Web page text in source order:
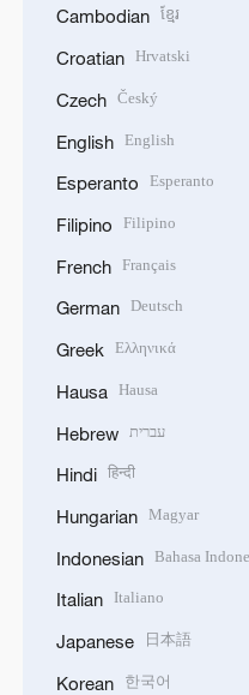
Cambodian ខ្មែរ
Croatian Hrvatski
Czech Český
English English
Esperanto Esperanto
Filipino Filipino
French Français
German Deutsch
Greek Ελληνικά
Hausa Hausa
Hebrew עברית
Hindi हिन्दी
Hungarian Magyar
Indonesian Bahasa
Italian Italiano
Japanese 日本語
Korean 한국어